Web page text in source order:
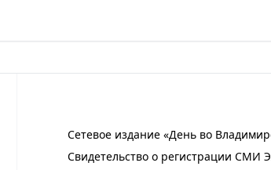
Сетевое издание «День во
Свидетельство о регистрации СМИ